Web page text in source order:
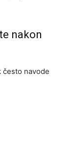
nakon
često navode